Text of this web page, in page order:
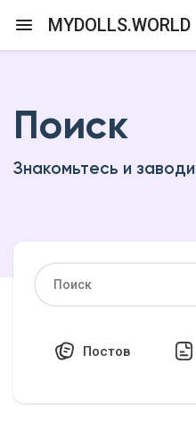
MYDOLLS.WORLD
Я организатор
Смотреть Базар
Поиск
Знакомьтесь и
Постов